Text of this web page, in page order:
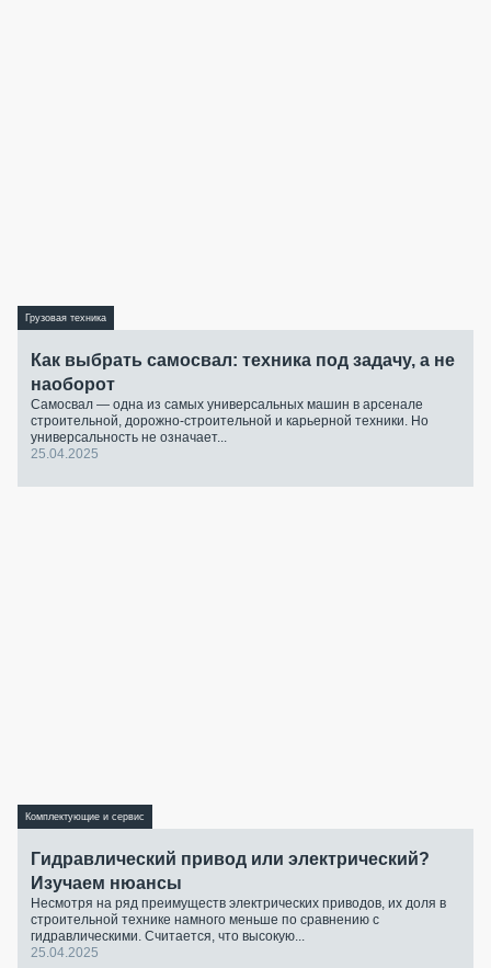
Грузовая техника
Как выбрать самосвал: техника под задачу, а не
наоборот
Самосвал — одна из самых универсальных машин в арсенале
строительной, дорожно-строительной и карьерной техники. Но
универсальность не означает...
25.04.2025
Комплектующие и сервис
Гидравлический привод или электрический?
Изучаем нюансы
Несмотря на ряд преимуществ электрических приводов, их доля в
строительной технике намного меньше по сравнению с
гидравлическими. Считается, что высокую...
25.04.2025